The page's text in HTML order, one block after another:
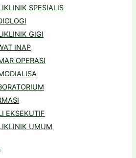
SPESIALIS
GIGI
INAP
OPERASI
EKSEKUTIF
UMUM